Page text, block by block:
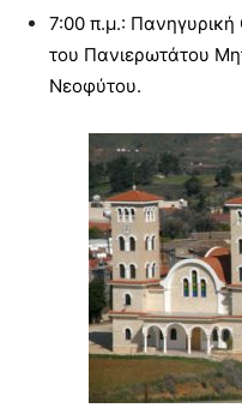
7:00 π.μ.: Πανηγυρική
του Πανιερωτάτου
Νεοφύτου.